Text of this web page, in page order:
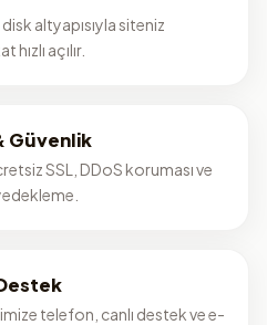
altyapısıyla siteniz
açılır.
Güvenlik
SSL, DDoS koruması ve
telefon, canlı destek ve e-